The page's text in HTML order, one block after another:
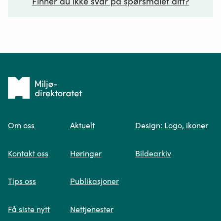
Spør oss
søk og viser deg vår mest relevante
Tilbake
forsiden
Om oss
Kontakt oss
Tips oss
Få siste nytt
Aktuelt
Høringer
Publikasjoner
Nettjenester
Design: Logo, ikoner
Bildearkiv